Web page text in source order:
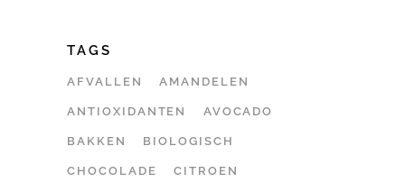
TAGS
AFVALLEN AMANDELEN
ANTIOXIDANTEN AVOCADO
BAKKEN BIOLOGISCH
CHOCOLADE CITROEN